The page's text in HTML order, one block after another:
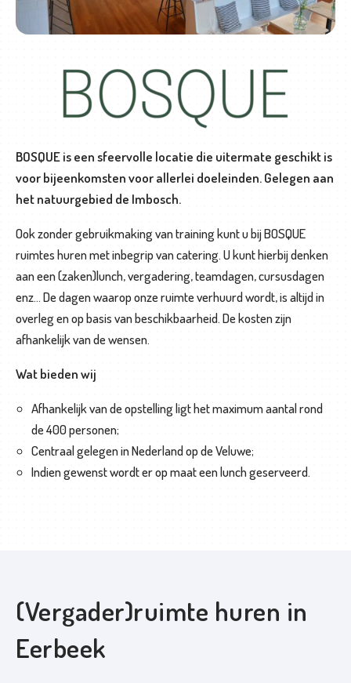
BOSQUE is een sfeervolle locatie die uitermate geschikt is
voor bijeenkomsten voor allerlei doeleinden. Gelegen aan
het natuurgebied de Imbosch.
Ook zonder gebruikmaking van training kunt u bij BOSQUE
ruimtes huren met inbegrip van catering. U kunt hierbij denken
aan een (zaken)lunch, vergadering, teamdagen, cursusdagen
enz… De dagen waarop onze ruimte verhuurd wordt, is altijd in
overleg en op basis van beschikbaarheid. De kosten zijn
afhankelijk van de wensen.
Wat bieden wij
Afhankelijk van de opstelling ligt het maximum aantal rond
de 400 personen;
Centraal gelegen in Nederland op de Veluwe;
Indien gewenst wordt er op maat een lunch geserveerd.
(Vergader)ruimte huren in
Eerbeek